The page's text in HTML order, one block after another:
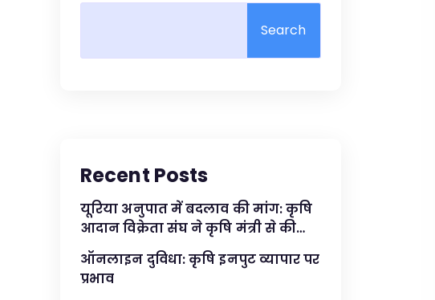
Search
Recent Posts
यूरिया अनुपात में बदलाव की मांग: कृषि
आदान विक्रेता संघ ने कृषि मंत्री से की
मुलाकात
ऑनलाइन दुविधा: कृषि इनपुट व्यापार पर
प्रभाव